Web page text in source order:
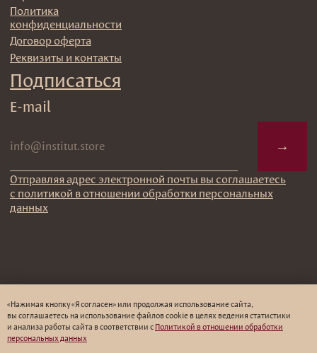
«Нажимая кнопку «Я согласен» или продолжая использование сайта,
вы соглашаетесь на использование файлов cookie в целях ведения статистики
и анализа работы cайта в соответствии сПолитикой в отношении обработки
персональных данных